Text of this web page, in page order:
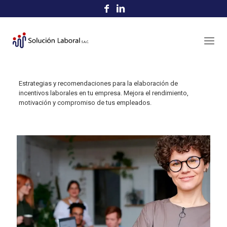
Estrategias y recomendaciones para la elaboración de
incentivos laborales en tu empresa. Mejora el rendimiento,
motivación y compromiso de tus empleados.